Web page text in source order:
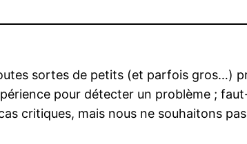
sortes de petits (et parfois gros…)
pour détecter un problème ;
critiques, mais nous ne souhaitons